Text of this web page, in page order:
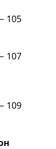
105
107
109